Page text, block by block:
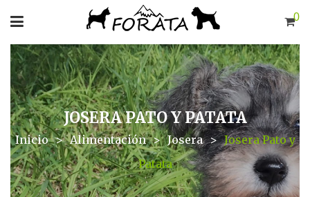
0
JOSERA PATO Y PATATA
Inicio > Alimentación > Josera > Josera Pato y
Patata